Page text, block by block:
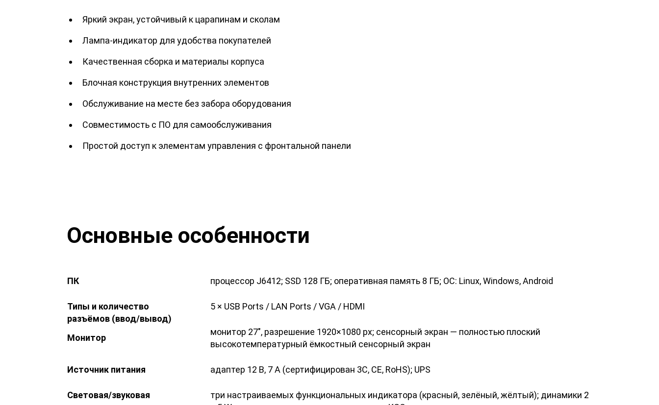
Яркий экран, устойчивый к царапинам и сколам
Лампа-индикатор для удобства покупателей
Качественная сборка и материалы корпуса
Блочная конструкция внутренних элементов
Обслуживание на месте без забора оборудования
Совместимость с ПО для самообслуживания
Простой доступ к элементам управления с фронтальной панели
Основные особенности
ПК процессор J6412; SSD 128 ГБ; оперативная память 8 ГБ; ОС: Linux, Windows, Android
Типы и количество
разъёмов (ввод/вывод)
5 × USB Ports / LAN Ports / VGA / HDMI
Монитор
монитор 27", разрешение 1920×1080 px; сенсорный экран — полностью плоский
высокотемпературный ёмкостный сенсорный экран
Источник питания адаптер 12 В, 7 А (сертифицирован 3C, CE, RoHS); UPS
Световая/звуковая
три настраиваемых функциональных индикатора (красный, зелёный, жёлтый); динамики 2